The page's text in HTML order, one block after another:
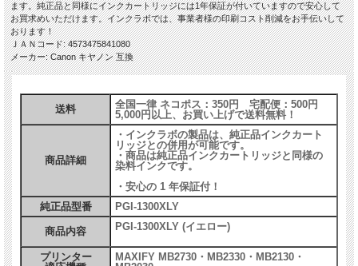
ます。純正品と同様にインクカートリッジには1年保証が付いていますので安心して
お買求めいただけます。インクラボでは、事業者様の印刷コスト削減をお手伝いして
おります！
ＪＡＮコード: 4573475841080
メーカー: Canon キヤノン 互換
送料
全国一律 ネコポス：350円 宅配便：500円
5,000円以上、お買い上げで送料無料！
商品詳細
・インクラボの製品は、純正品インクカート
リッジとの併用が可能です。
・商品は純正品インクカートリッジと同様の
染料インクです。
・安心の 1 年保証付！
純正品型番
PGI-1300XLY
商品内容 PGI-1300XLY (イエロー)
プリンター
MAXIFY MB2730・MB2330・MB2130・